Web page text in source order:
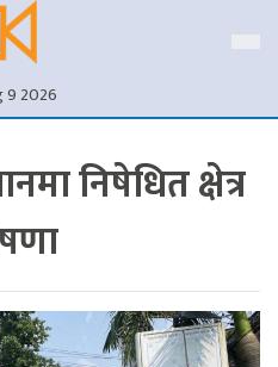
9 2026
निषेधित क्षेत्र